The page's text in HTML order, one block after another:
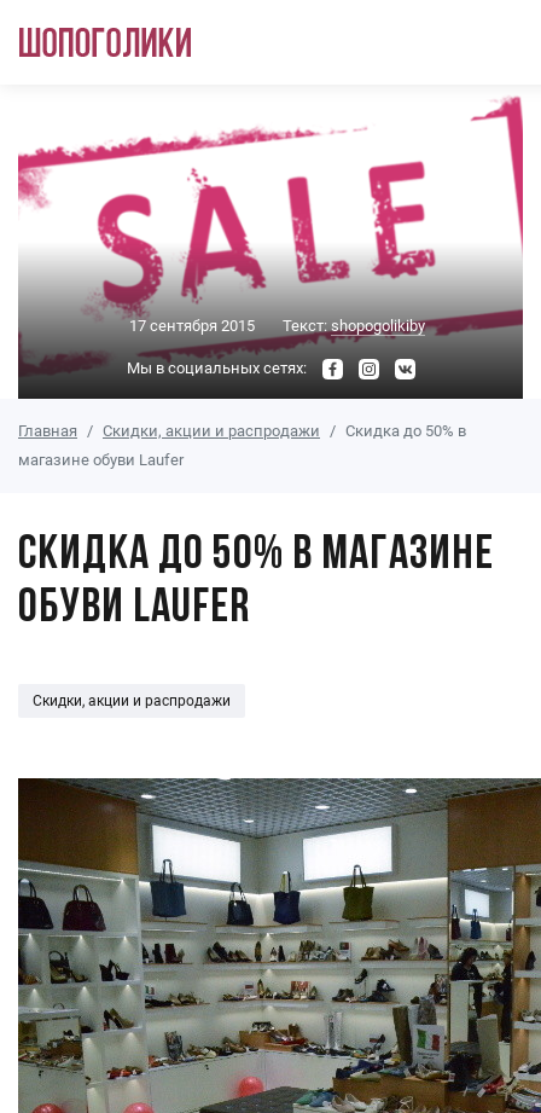
17 сентября 2015 Текст: shopogolikiby
Мы в социальных сетях:
Главная Скидки, акции и распродажи
Скидка до 50% в
магазине обуви Laufer
Скидка до 50% в магазине
обуви Laufer
Скидки, акции и распродажи